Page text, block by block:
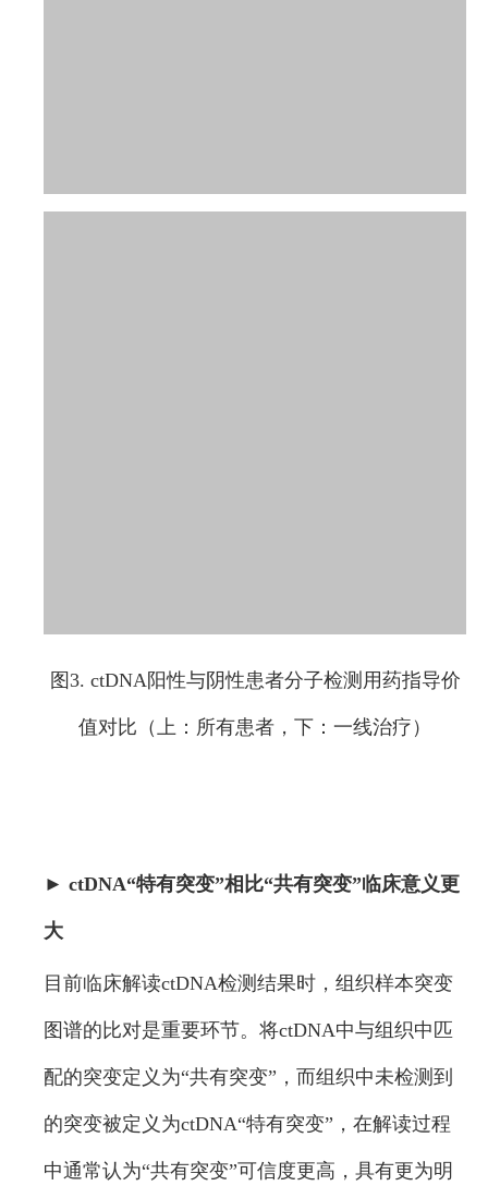
图3. ctDNA阳性与阴性患者分子检测用药指导价
值对比（上：所有患者，下：一线治疗）
► ctDNA“特有突变”相比“共有突变”临床意义更
大
目前临床解读ctDNA检测结果时，组织样本突变
图谱的比对是重要环节。将ctDNA中与组织中匹
配的突变定义为“共有突变”，而组织中未检测到
的突变被定义为ctDNA“特有突变”，在解读过程
中通常认为“共有突变”可信度更高，具有更为明